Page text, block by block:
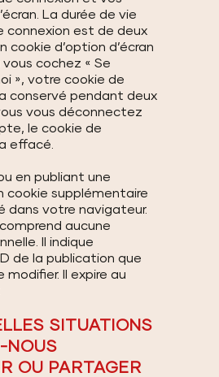
La durée de vie
connexion est de deux
cookie d’option d’écran
vous cochez « Se
», votre cookie de
conservé pendant deux
vous déconnectez
le cookie de
effacé.
en publiant une
cookie supplémentaire
dans votre navigateur.
aucune
Il indique
de la publication que
modifier. Il expire au
SITUATIONS
NOUS
OU PARTAGER